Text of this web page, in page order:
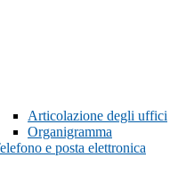
Articolazione degli uffici
Organigramma
e posta elettronica